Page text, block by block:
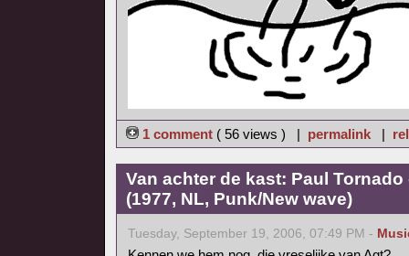
1 comment ( 56 views ) | permalink |
Van achter de kast: Paul Tornado
(1977, NL, Punk/New wave)
Tuesday, September 19, 2006, 07:49 PM -